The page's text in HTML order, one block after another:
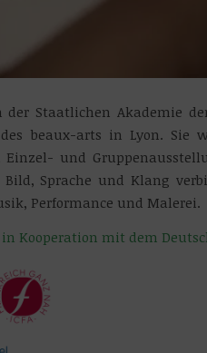
Staatlichen Akademie
beaux-arts in Lyon. Sie
und
Sprache und Klang
Performance und Malerei.
Kooperation mit dem